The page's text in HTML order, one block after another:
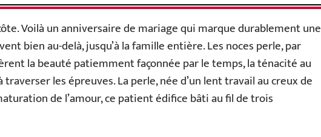
Voilà un anniversaire de mariage qui marque durablement une
bien au-delà, jusqu’à la famille entière. Les noces perle, par
la beauté patiemment façonnée par le temps, la ténacité au
les épreuves. La perle, née d’un lent travail au creux de
de l’amour, ce patient édifice bâti au fil de trois